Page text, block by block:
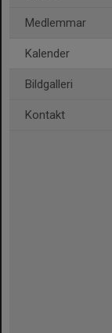
Medlemmar
Kalender
Bildgalleri
Kontakt